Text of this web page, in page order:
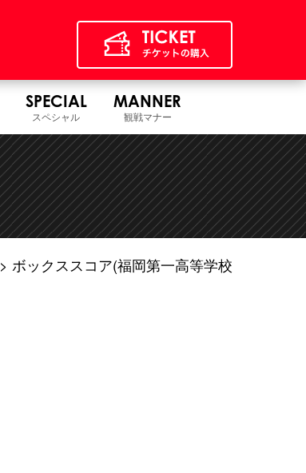
SPECIAL
スペシャル
MANNER
観戦マナー
ボックススコア(福岡第一高等学校